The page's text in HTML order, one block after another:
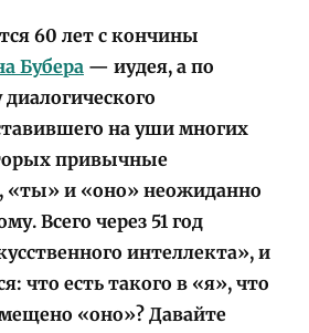
60 лет с кончины
Бубера — иудея, а по
на уши многих
привычные
«ты» и «оно» неожиданно
Всего через 51 год
интеллекта», и
что есть такого в «я», что
«оно»? Давайте